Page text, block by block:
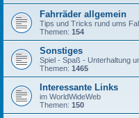
Fahrräder allgemein
Tips und Tricks rund ums
Themen: 154
Sonstiges
Spiel - Spaß - Unterhaltung
Themen: 1465
Interessante Links
im WorldWideWeb
Themen: 150